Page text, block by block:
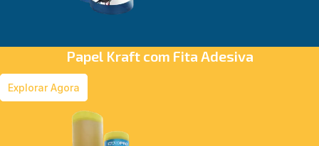
Papel Kraft com Fita Adesiva
Explorar Agora